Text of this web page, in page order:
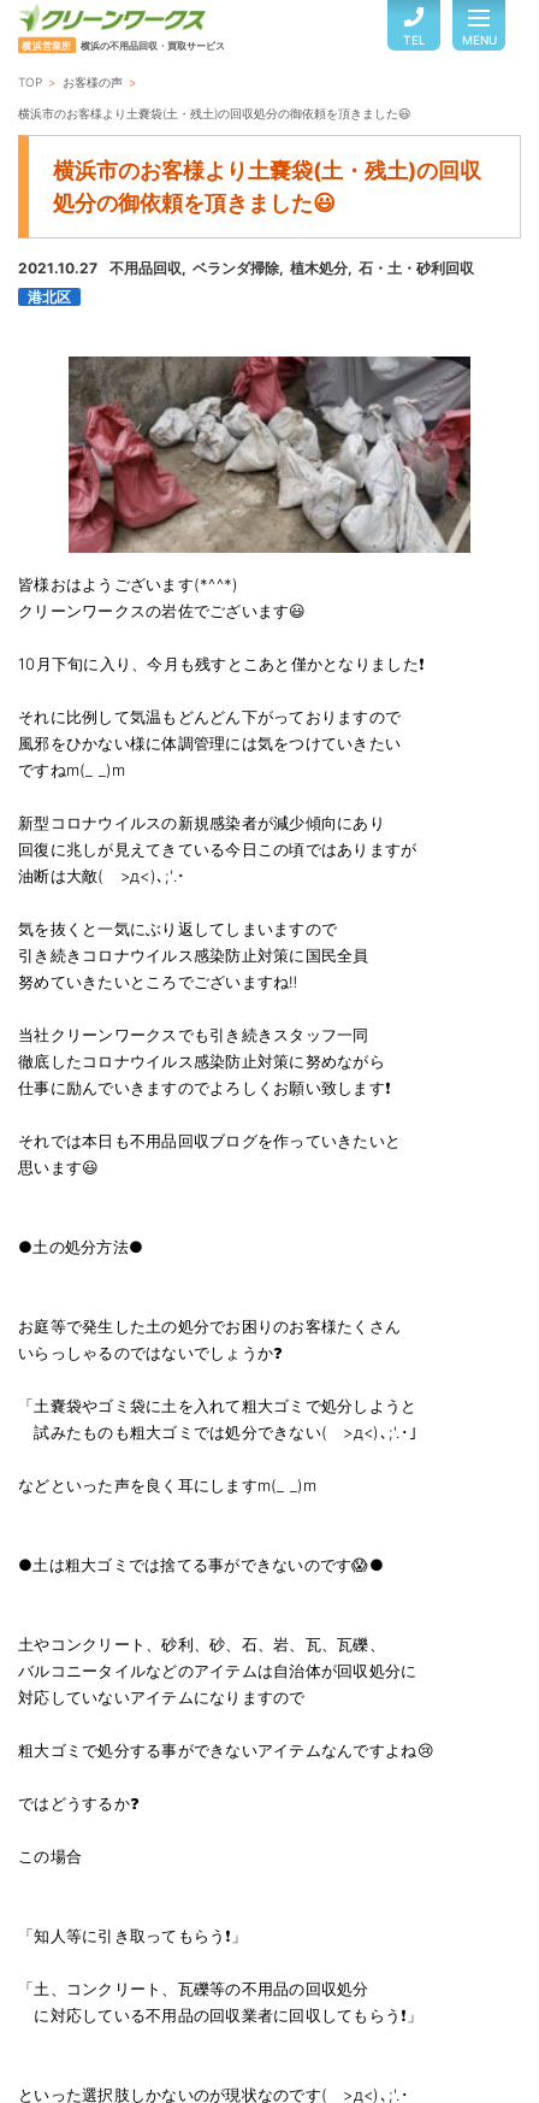
横浜営業所 横浜の不用品回収・買取サービス TEL MENU
TOP
サービスのご案内
ご利用の流れ
よくある質問
お客様の声
お問い合わせ
会社概要
キャンペーン
WEB割引券プレゼント！
TOP お客様の声
横浜市のお客様より土嚢袋(土・残土)の回収処分の御依頼を頂きました😃
横浜市のお客様より土嚢袋(土・残土)の回収
処分の御依頼を頂きました😃
2021.10.27 不用品回収 ベランダ掃除 植木処分 石・土・砂利回収
港北区
皆様おはようございます(*^^*)
クリーンワークスの岩佐でございます😃
10月下旬に入り、今月も残すとこあと僅かとなりました❗
それに比例して気温もどんどん下がっておりますので
風邪をひかない様に体調管理には気をつけていきたい
ですねm(_ _)m
新型コロナウイルスの新規感染者が減少傾向にあり
回復に兆しが見えてきている今日この頃ではありますが
油断は大敵( >д<)､;'.･
気を抜くと一気にぶり返してしまいますので
引き続きコロナウイルス感染防止対策に国民全員
努めていきたいところでございますね‼️
当社クリーンワークスでも引き続きスタッフ一同
徹底したコロナウイルス感染防止対策に努めながら
仕事に励んでいきますのでよろしくお願い致します❗
それでは本日も不用品回収ブログを作っていきたいと
思います😃
●土の処分方法●
お庭等で発生した土の処分でお困りのお客様たくさん
いらっしゃるのではないでしょうか❓
「土嚢袋やゴミ袋に土を入れて粗大ゴミで処分しようと
試みたものも粗大ゴミでは処分できない( >д<)､;'.･」
などといった声を良く耳にしますm(_ _)m
●土は粗大ゴミでは捨てる事ができないのです😱●
土やコンクリート、砂利、砂、石、岩、瓦、瓦礫、
バルコニータイルなどのアイテムは自治体が回収処分に
対応していないアイテムになりますので
粗大ゴミで処分する事ができないアイテムなんですよね😢
ではどうするか❓
この場合
「知人等に引き取ってもらう❗」
「土、コンクリート、瓦礫等の不用品の回収処分
に対応している不用品の回収業者に回収してもらう❗」
といった選択肢しかないのが現状なのです( >д<)､;'.･